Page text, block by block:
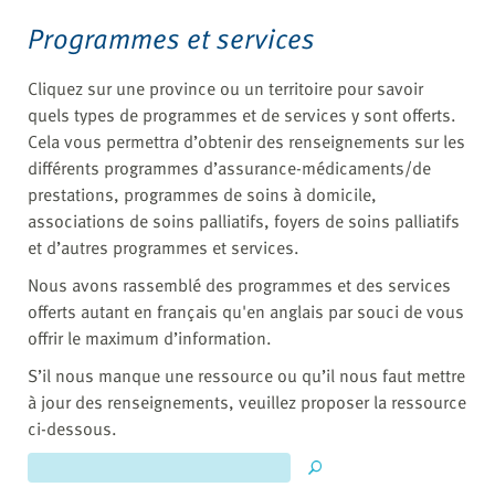
Programmes et services
Cliquez sur une province ou un territoire pour savoir
quels types de programmes et de services y sont offerts.
Cela vous permettra d’obtenir des renseignements sur les
différents programmes d’assurance-médicaments/de
prestations, programmes de soins à domicile,
associations de soins palliatifs, foyers de soins palliatifs
et d’autres programmes et services.
Nous avons rassemblé des programmes et des services
offerts autant en français qu'en anglais par souci de vous
offrir le maximum d’information.
S’il nous manque une ressource ou qu’il nous faut mettre
à jour des renseignements, veuillez proposer la ressource
ci-dessous.